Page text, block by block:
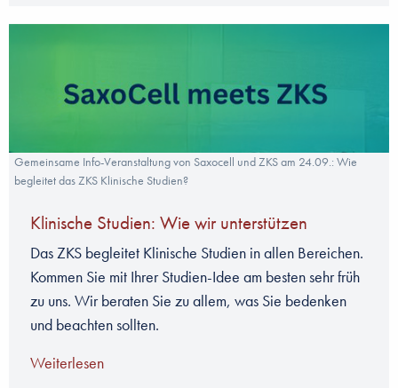
Gemeinsame Info-Veranstaltung von Saxocell und ZKS am 24.09.: Wie
begleitet das ZKS Klinische Studien?
Klinische Studien: Wie wir unterstützen
Das ZKS begleitet Klinische Studien in allen Bereichen.
Kommen Sie mit Ihrer Studien-Idee am besten sehr früh
zu uns. Wir beraten Sie zu allem, was Sie bedenken
und beachten sollten.
Weiterlesen